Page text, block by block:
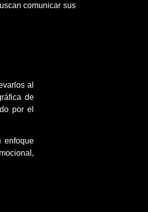
comunicar sus
al
de
por el
enfoque